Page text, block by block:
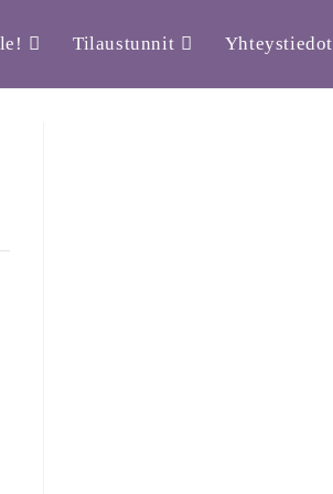
Tilaustunnit Yhteystiedot